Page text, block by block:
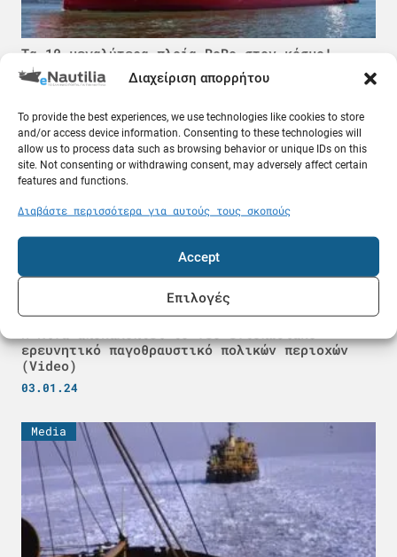
Διαχείριση απορρήτου
To provide the best experiences, we use technologies like cookies to store
and/or access device information. Consenting to these technologies will
allow us to process data such as browsing behavior or unique IDs on this
site. Not consenting or withdrawing consent, may adversely affect certain
features and functions.
Διαβάστε περισσότερα για αυτούς τους σκοπούς
Accept
Επιλογές
Τα 10 μεγαλύτερα πλοία RoRo στον κόσμο!
18.02.25
Ειδήσεις
Η Κίνα αποκαλύπτει το νέο εντυπωσιακό
ερευνητικό παγοθραυστικό πολικών περιοχών
(Video)
03.01.24
Media